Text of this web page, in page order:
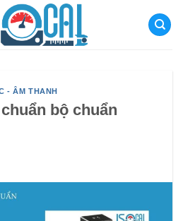
- ÂM THANH
bộ chuẩn